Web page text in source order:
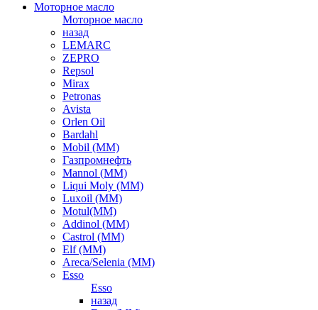
Моторное масло
Моторное масло
назад
LEMARC
ZEPRO
Repsol
Mirax
Petronas
Avista
Orlen Oil
Bardahl
Mobil (ММ)
Газпромнефть
Mannol (ММ)
Liqui Moly (ММ)
Luxoil (ММ)
Motul(ММ)
Addinol (ММ)
Castrol (ММ)
Elf (ММ)
Areca/Selenia (ММ)
Esso
Esso
назад